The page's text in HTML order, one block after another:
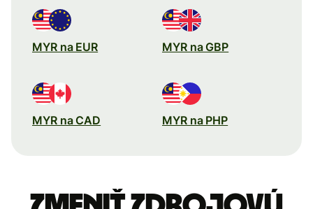
MYR na EUR MYR na GBP
MYR na CAD MYR na PHP